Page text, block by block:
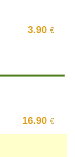
3.90€
16.90€